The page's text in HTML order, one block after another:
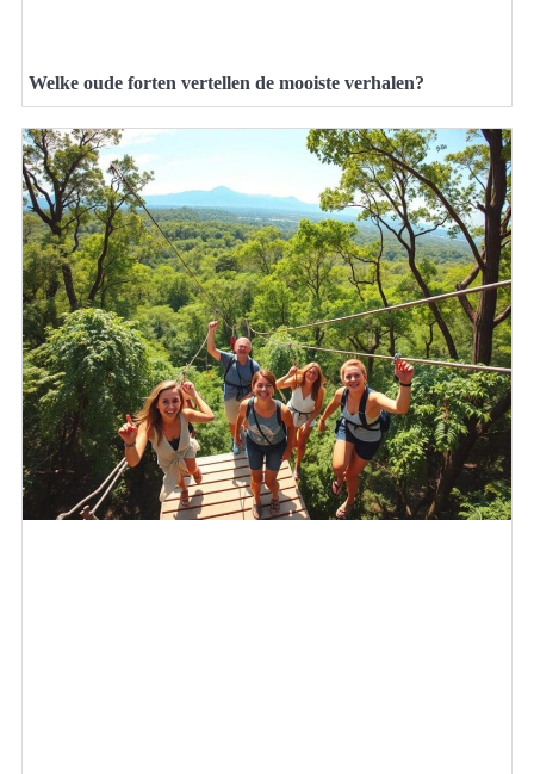
Welke oude forten vertellen de mooiste verhalen?